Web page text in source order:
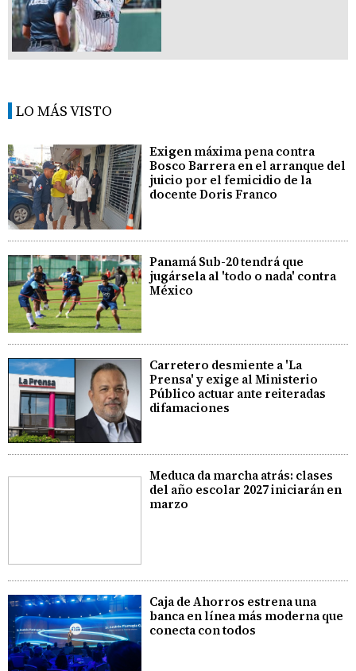
LO MÁS VISTO
Exigen máxima pena contra
Bosco Barrera en el arranque del
juicio por el femicidio de la
docente Doris Franco
Panamá Sub-20 tendrá que
jugársela al 'todo o nada' contra
México
Carretero desmiente a 'La
Prensa' y exige al Ministerio
Público actuar ante reiteradas
difamaciones
Meduca da marcha atrás: clases
del año escolar 2027 iniciarán en
marzo
Caja de Ahorros estrena una
banca en línea más moderna que
conecta con todos